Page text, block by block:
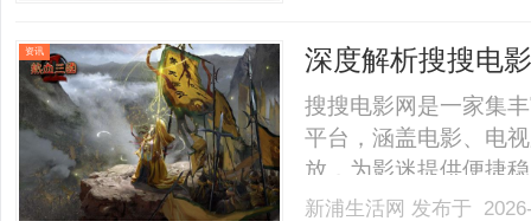
40%-60%优惠，兼顾
资讯 深度解析搜搜电
搜搜电影网是一家集
平台，涵盖电影、电
放，为影迷提供便捷
新浦生活网 发布于